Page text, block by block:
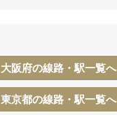
大阪府の線路・駅一覧へ
東京都の線路・駅一覧へ